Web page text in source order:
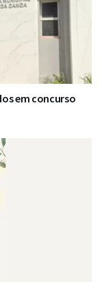
em concurso